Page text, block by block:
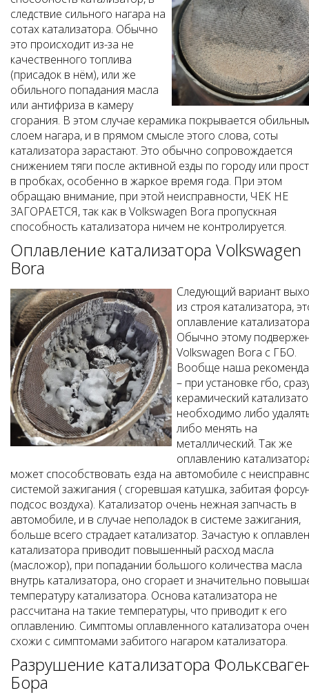
следствие сильного нагара на
сотах катализатора. Обычно
это происходит из-за не
качественного топлива
(присадок в нём), или же
обильного попадания масла
или антифриза в камеру
сгорания. В этом случае керамика покрывается
слоем нагара, и в прямом смысле этого слова, соты
катализатора зарастают. Это обычно сопровождается
снижением тяги после активной езды по городу или
в пробках, особенно в жаркое время года. При этом
обращаю внимание, при этой неисправности, ЧЕК НЕ
ЗАГОРАЕТСЯ, так как в Volkswagen Bora пропускная
способность катализатора ничем не контролируется.
Оплавление катализатора Volkswagen
Bora
Следующий вариант
из строя катализатора,
оплавление
Обычно этому
Volkswagen Bora с ГБО.
Вообще наша
– при установке гбо,
керамический
необходимо либо
либо менять на
металлический. Так же
оплавлению
может способствовать езда на автомобиле с
системой зажигания ( сгоревшая катушка, забитая
подсос воздуха). Катализатор очень нежная запчасть в
автомобиле, и в случае неполадок в системе зажигания,
больше всего страдает катализатор. Зачастую к
катализатора приводит повышенный расход масла
(масложор), при попадании большого количества масла
внутрь катализатора, оно сгорает и значительно
температуру катализатора. Основа катализатора не
рассчитана на такие температуры, что приводит к его
оплавлению. Симптомы оплавленного катализатора
схожи с симптомами забитого нагаром катализатора.
Разрушение катализатора
Бора